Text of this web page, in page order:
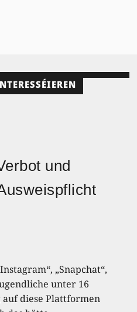
und
„Snapchat“,
unter 16
auf diese Plattformen